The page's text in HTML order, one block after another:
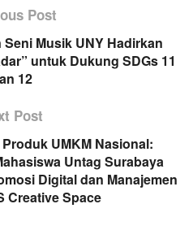
Post
Musik UNY Hadirkan
untuk Dukung SDGs 11
12
Post
UMKM Nasional:
Untag Surabaya
Digital dan Manajemen
Creative Space